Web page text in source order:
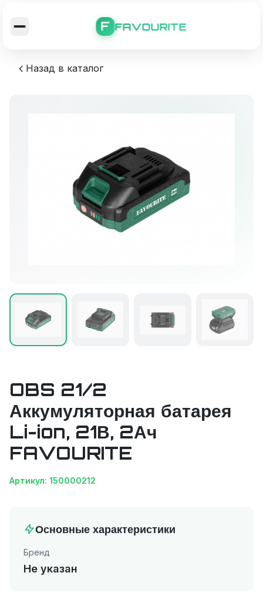
F FAVOURITE
Назад в каталог
OBS 21/2
Аккумуляторная батарея
Li-ion, 21В, 2Ач
FAVOURITE
Артикул: 150000212
Основные характеристики
Бренд
Не указан